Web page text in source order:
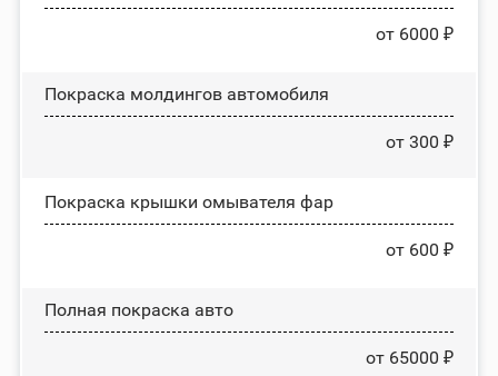
от 6000 ₽
Покраска молдингов автомобиля
от 300 ₽
Покраска крышки омывателя фар
от 600 ₽
Полная покраска авто
от 65000 ₽